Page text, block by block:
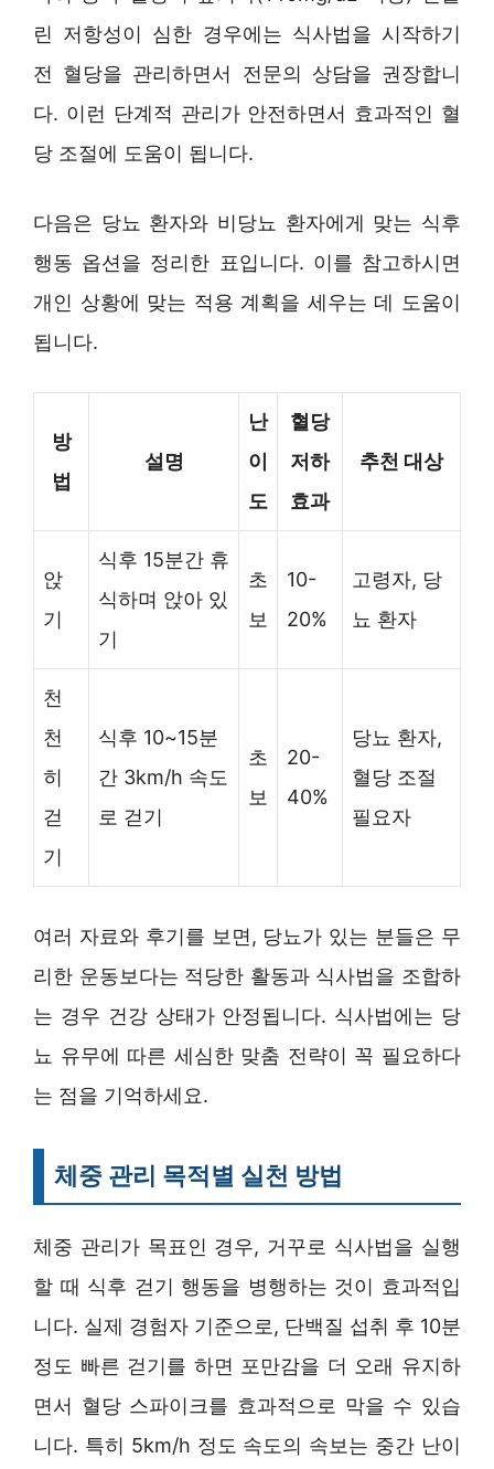
린 저항성이 심한 경우에는 식사법을 시작하기
전 혈당을 관리하면서 전문의 상담을 권장합니
다. 이런 단계적 관리가 안전하면서 효과적인 혈
당 조절에 도움이 됩니다.
다음은 당뇨 환자와 비당뇨 환자에게 맞는 식후
행동 옵션을 정리한 표입니다. 이를 참고하시면
개인 상황에 맞는 적용 계획을 세우는 데 도움이
됩니다.
방
법
설명
난
이
도
혈당
저하
효과
추천 대상
앉
기
식후 15분간 휴
식하며 앉아 있
기
초
보
10-
20%
고령자, 당
뇨 환자
천
천
히
걷
기
식후 10~15분
간 3km/h 속도
로 걷기
초
보
20-
40%
당뇨 환자,
혈당 조절
필요자
여러 자료와 후기를 보면, 당뇨가 있는 분들은 무
리한 운동보다는 적당한 활동과 식사법을 조합하
는 경우 건강 상태가 안정됩니다. 식사법에는 당
뇨 유무에 따른 세심한 맞춤 전략이 꼭 필요하다
는 점을 기억하세요.
체중 관리 목적별 실천 방법
체중 관리가 목표인 경우, 거꾸로 식사법을 실행
할 때 식후 걷기 행동을 병행하는 것이 효과적입
니다. 실제 경험자 기준으로, 단백질 섭취 후 10분
정도 빠른 걷기를 하면 포만감을 더 오래 유지하
면서 혈당 스파이크를 효과적으로 막을 수 있습
니다. 특히 5km/h 정도 속도의 속보는 중간 난이